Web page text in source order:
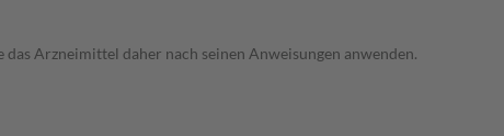
Arzneimittel daher nach seinen Anweisungen anwenden.